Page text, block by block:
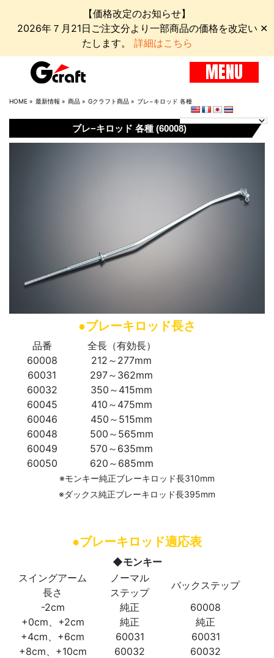
【価格改定のお知らせ】
2026年７月21日ご注文分より一部商品の価格を改定い
たします。 詳細はこちら
✕
MENU
HOME » 最新情報 » 商品 » Gクラフト商品 » ブレ−キロッド 各種
ブレ−キロッド 各種 (60008)
●ブレーキロッド長さ
品番
全長（有効長）
60008
212～277mm
60031
297～362mm
60032
350～415mm
60045
410～475mm
60046
450～515mm
60048
500～565mm
60049
570～635mm
60050
620～685mm
※モンキー純正ブレーキロッド長310mm
※ダックス純正ブレーキロッド長395mm
●ブレーキロッド適応表
◆モンキー
スイングアーム
長さ
ノーマル
ステップ
バックステップ
-2cm
純正
60008
+0cm、+2cm
純正
純正
+4cm、+6cm
60031
60031
+8cm、+10cm
60032
60032